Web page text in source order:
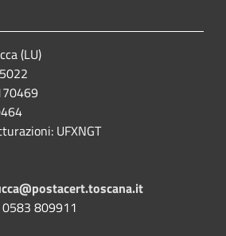
(LU)
UFXNGT
809911